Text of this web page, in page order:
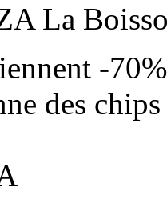
La
-
des